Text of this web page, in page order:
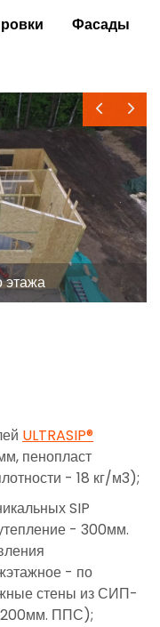
Фасады
этажа
ULTRASIP®
пенопласт
- 18 кг/м3);
SIP
- 300мм.
- по
стены из СИП-
200мм. ППС);